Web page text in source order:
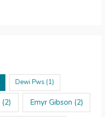
Dewi Pws (1)
(2) Emyr Gibson (2)